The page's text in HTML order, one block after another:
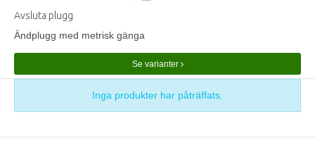
Avsluta plugg
Ändplugg med metrisk gänga
Se varianter
Inga produkter har påträffats.